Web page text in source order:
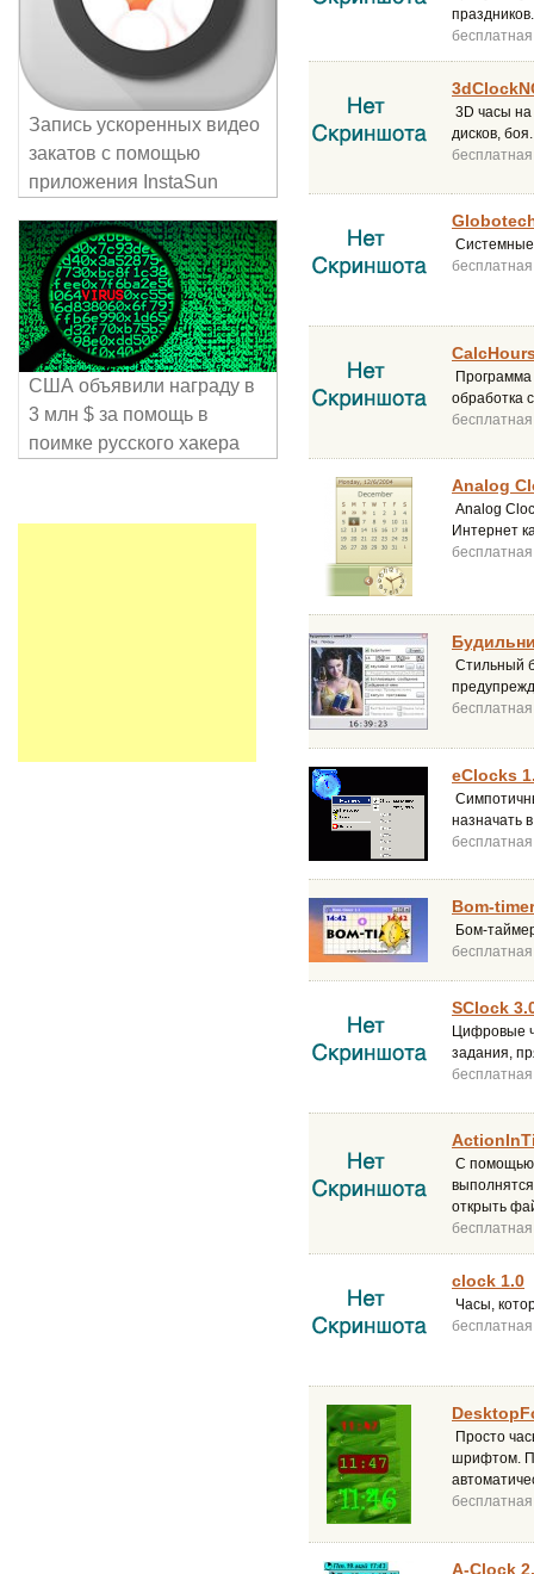
бесплатная
3D часы на
дисков, боя.
бесплатная
Системные
бесплатная
обработка
бесплатная
Analog
Analog
Интернет
бесплатная
Стильный
бесплатная
eClocks
назначать
бесплатная
Bom-
Бом-
бесплатная
SClock
Цифровые
задания,
бесплатная
С помощью
открыть
бесплатная
clock 1.0
Часы,
бесплатная
Просто
шрифтом.
бесплатная
A-Clock
Запись ускоренных видео
закатов с помощью
приложения InstaSun
США объявили награду в
3 млн $ за помощь в
поимке русского хакера